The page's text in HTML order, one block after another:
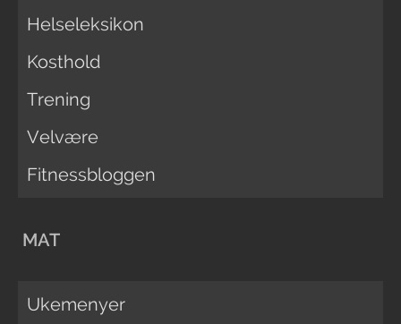
Helseleksikon
Kosthold
Trening
Velvære
Fitnessbloggen
MAT
Ukemenyer